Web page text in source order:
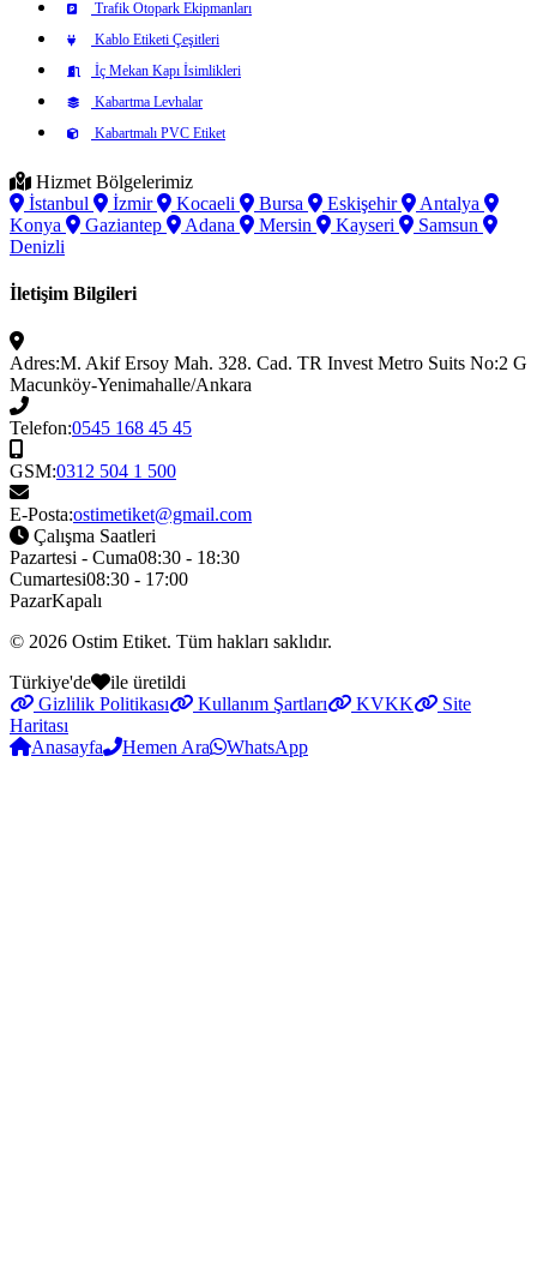
Trafik Otopark Ekipmanları
Kablo Etiketi Çeşitleri
İç Mekan Kapı İsimlikleri
Kabartma Levhalar
Kabartmalı PVC Etiket
Hizmet Bölgelerimiz
İstanbul
İzmir Kocaeli Bursa Eskişehir
Antalya
Konya
Gaziantep Adana Mersin Kayseri
Samsun
Denizli
İletişim Bilgileri
Adres:M. Akif Ersoy Mah. 328. Cad. TR Invest Metro Suits No:2 G
Macunköy-Yenimahalle/Ankara
Telefon:0545 168 45 45
GSM:0312 504 1 500
E-Posta:ostimetiket@gmail.com
Çalışma Saatleri
Pazartesi - Cuma08:30 - 18:30
Cumartesi08:30 - 17:00
PazarKapalı
© 2026 Ostim Etiket. Tüm hakları saklıdır.
Türkiye'de
ile üretildi
Gizlilik Politikası
Kullanım Şartları KVKK
Site
Haritası
Anasayfa
Hemen Ara WhatsApp